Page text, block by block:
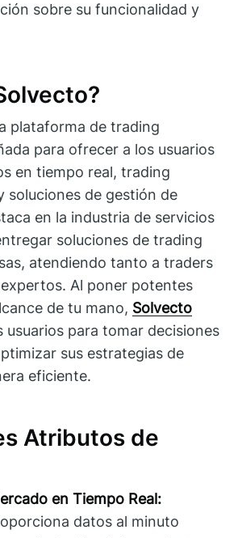
sobre su funcionalidad y
plataforma de trading
para ofrecer a los usuarios
en tiempo real, trading
soluciones de gestión de
en la industria de servicios
soluciones de trading
atendiendo tanto a traders
Al poner potentes
de tu mano, Solvecto
usuarios para tomar decisiones
sus estrategias de
eficiente.
Atributos de
en Tiempo Real:
datos al minuto